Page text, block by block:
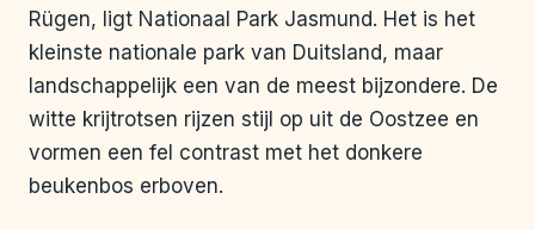
Rügen, ligt Nationaal Park Jasmund. Het is het
kleinste nationale park van Duitsland, maar
landschappelijk een van de meest bijzondere. De
witte krijtrotsen rijzen stijl op uit de Oostzee en
vormen een fel contrast met het donkere
beukenbos erboven.